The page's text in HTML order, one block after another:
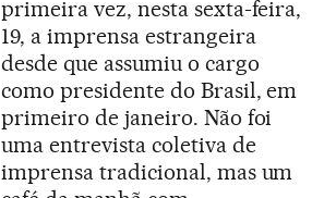
primeira vez, nesta sexta-feira,
19, a imprensa estrangeira
desde que assumiu o cargo
como presidente do Brasil, em
primeiro de janeiro. Não foi
uma entrevista coletiva de
imprensa tradicional, mas um